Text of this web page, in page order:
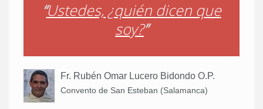
“Ustedes, ¿quién dicen que
soy?”
Fr. Rubén Omar Lucero Bidondo O.P.
Convento de San Esteban (Salamanca)